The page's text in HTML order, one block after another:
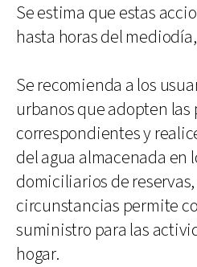
Se estima que estas
hasta horas del
Se recomienda a los
urbanos que adopten las
correspondientes y
del agua almacenada en
domiciliarios de
circunstancias permite
suministro para las
hogar.